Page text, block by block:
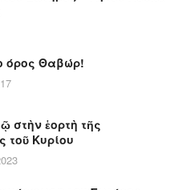
όρος Θαβώρ!
στὴν ἑορτὴ τῆς
Κυρίου